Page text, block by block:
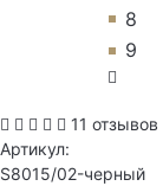
8
9
11 отзывов
Артикул:
S8015/02-черный